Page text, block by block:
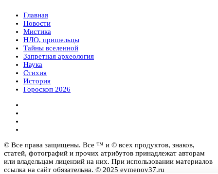
Главная
Новости
Мистика
НЛО, пришельцы
Тайны вселенной
Запретная археология
Наука
Стихия
История
Гороскоп 2026
© Все права защищены. Все ™ и © всех продуктов, знаков,
статей, фотографий и прочих атрибутов принадлежат авторам
или владельцам лицензий на них. При использовании материалов
ссылка на сайт обязательна. © 2025 evmenov37.ru